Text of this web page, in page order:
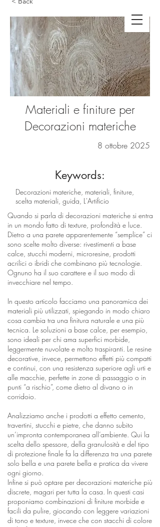
Materiali e finiture per
Decorazioni materiche
8 ottobre 2025
Keywords:
Decorazioni materiche, materiali, finiture,
scelta materiali, guida, L'Artificio
Quando si parla di decorazioni materiche si entra
in un mondo fatto di texture, profondità e luce.
Dietro a una parete apparentemente “semplice” ci
sono scelte molto diverse: rivestimenti a base
calce, stucchi moderni, microresine, prodotti
acrilici o ibridi che combinano più tecnologie.
Ognuno ha il suo carattere e il suo modo di
invecchiare nel tempo.
In questo articolo facciamo una panoramica dei
materiali più utilizzati, spiegando in modo chiaro
cosa cambia tra una finitura naturale e una più
tecnica. Le soluzioni a base calce, per esempio,
sono ideali per chi ama superfici morbide,
leggermente nuvolate e molto traspiranti. Le resine
decorative, invece, permettono effetti più compatti
e continui, con una resistenza superiore agli urti e
alle macchie, perfette in zone di passaggio o in
punti “a rischio”, come dietro al divano o in
corridoio.
Analizziamo anche i prodotti a effetto cemento,
travertini, stucchi e pietre, che danno subito
un’impronta contemporanea all’ambiente. Qui la
scelta dello spessore, della granulosità e del tipo
di protezione finale fa la differenza tra una parete
solo bella e una parete bella e pratica da vivere
ogni giorno.
Infine si può optare per decorazioni materiche più
discrete, magari per tutta la casa. In questi casi
proponiamo combinazioni di finiture morbide e
facili da pulire, giocando con leggere variazioni
di tono e texture, invece che con stacchi di colore